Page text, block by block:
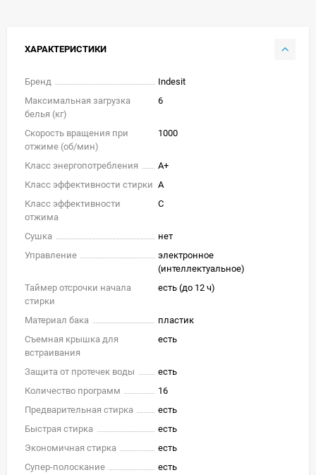
ХАРАКТЕРИСТИКИ
Бренд
Indesit
Максимальная загрузка
белья (кг)
6
Скорость вращения при
отжиме (об/мин)
1000
Класс энергопотребления
A+
Класс эффективности стирки A
Класс эффективности
отжима
C
Сушка
нет
Управление
электронное
(интеллектуальное)
Таймер отсрочки начала
стирки
есть (до 12 ч)
Материал бака
пластик
Съемная крышка для
встраивания
есть
Защита от протечек воды
есть
Количество программ
16
Предварительная стирка
есть
Быстрая стирка
есть
Экономичная стирка
есть
Супер-полоскание
есть